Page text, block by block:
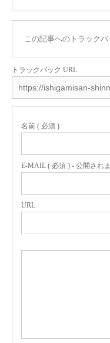
この記事へのトラックバ
トラックバック URL
名前 ( 必須 )
E-MAIL ( 必須 ) - 公開され
URL